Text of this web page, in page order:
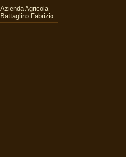
Azienda Agricola
Battaglino Fabrizio